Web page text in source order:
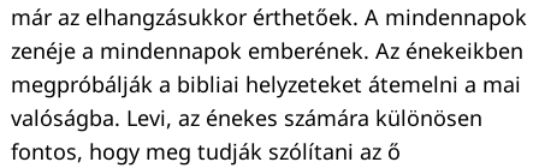
már az elhangzásukkor érthetőek. A mindennapok
zenéje a mindennapok emberének. Az énekeikben
megpróbálják a bibliai helyzeteket átemelni a mai
valóságba. Levi, az énekes számára különösen
fontos, hogy meg tudják szólítani az ő